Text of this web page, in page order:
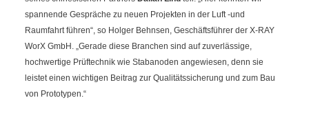
spannende Gespräche zu neuen Projekten in der Luft -und
Raumfahrt führen“, so Holger Behnsen, Geschäftsführer der X-RAY
WorX GmbH. „Gerade diese Branchen sind auf zuverlässige,
hochwertige Prüftechnik wie Stabanoden angewiesen, denn sie
leistet einen wichtigen Beitrag zur Qualitätssicherung und zum Bau
von Prototypen.“